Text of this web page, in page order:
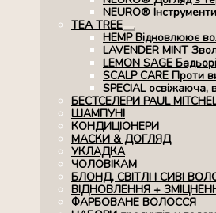
вкладене
меню
NEURO® Інструменти
TEA TREE
Розгорнуте
вкладене
меню
HEMP Відновлюює
LAVENDER MINT
LEMON SAGE
SCALP CARE Проти
SPECIAL освіжаюча,
БЕСТСЕЛЕРИ PAUL
ШАМПУНІ
КОНДИЦІОНЕРИ
МАСКИ & ДОГЛЯД
УКЛАДКА
ЧОЛОВІКАМ
БЛОНД, СВІТЛІ І СИВІ
ВІДНОВЛЕННЯ +
ФАРБОВАНЕ ВОЛОССЯ